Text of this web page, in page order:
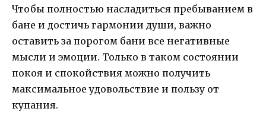
Чтобы полностью насладиться пребыванием в
бане и достичь гармонии души, важно
оставить за порогом бани все негативные
мысли и эмоции. Только в таком состоянии
покоя и спокойствия можно получить
максимальное удовольствие и пользу от
купания.